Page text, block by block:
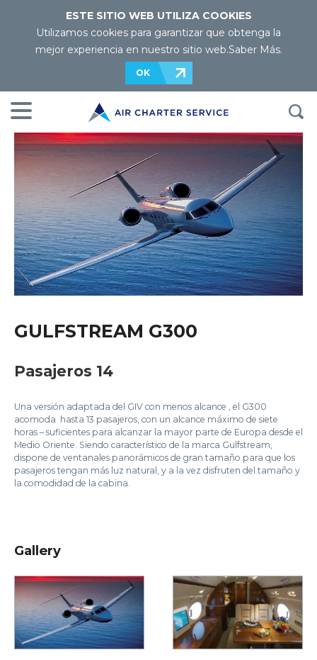
ESTE SITIO WEB UTILIZA COOKIES
Utilizamos cookies para garantizar que obtenga la
mejor experiencia en nuestro sitio web.Saber Más.
OK
GULFSTREAM G300
Pasajeros 14
Una versión adaptada del GIV con menos alcance , el G300
acomoda hasta 13 pasajeros, con un alcance máximo de siete
horas – suficientes para alcanzar la mayor parte de Europa desde el
Medio Oriente. Siendo característico de la marca Gulfstream,
dispone de ventanales panorámicos de gran tamaño para que los
pasajeros tengan más luz natural, y a la vez disfruten del tamaño y
la comodidad de la cabina.
Gallery